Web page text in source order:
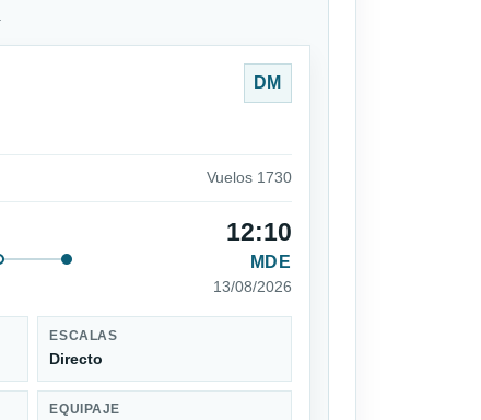
DM
Vuelos 1730
12:10
MDE
13/08/2026
ESCALAS
Directo
EQUIPAJE